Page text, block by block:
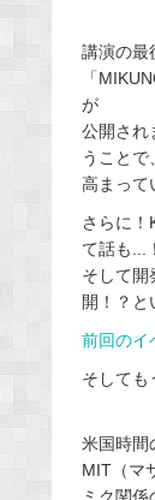
講演の最
「
が
公開され
うことで
高まって
さらに！
て話も...
そして開
開！？と
前回のイ
そしても
米国時間
MIT（マ